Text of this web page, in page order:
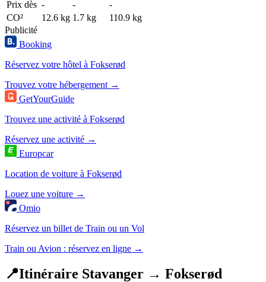
Prix dès - -
-
CO²
12.6 kg 1.7 kg
110.9 kg
Publicité
Booking
Réservez votre hôtel à Fokserød
Trouvez votre hébergement →
GetYourGuide
Trouvez une activité à Fokserød
Réservez une activité →
Europcar
Location de voiture à Fokserød
Louez une voiture →
Omio
Réservez un billet de Train ou un Vol
Train ou Avion : réservez en ligne →
📍Itinéraire Stavanger → Fokserød